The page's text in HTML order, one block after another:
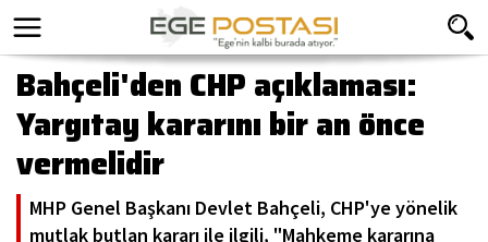
Bahçeli'den CHP açıklaması:
Yargıtay kararını bir an önce
vermelidir
MHP Genel Başkanı Devlet Bahçeli, CHP'ye yönelik
mutlak butlan kararı ile ilgili, "Mahkeme kararına